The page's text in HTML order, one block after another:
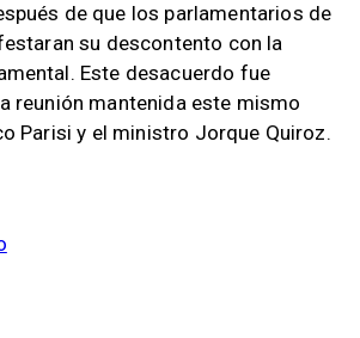
de que los parlamentarios de
su descontento con la
Este desacuerdo fue
reunión mantenida este mismo
Parisi y el ministro Jorque Quiroz.